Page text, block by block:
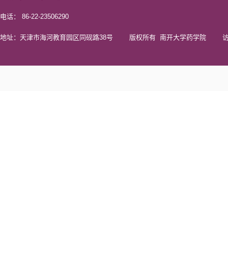
电话： 86-22-23506290
地址：天津市海河教育园区同砚路38号 版权所有 南开大学药学院 访